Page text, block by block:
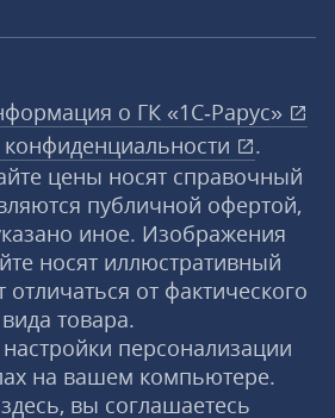
о ГК «1С‑Рарус»
.
цены носят справочный
публичной офертой,
иное. Изображения
носят иллюстративный
отличаться от фактического
вида товара.
персонализации
на вашем компьютере.
вы соглашаетесь